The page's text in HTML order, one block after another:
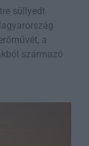
süllyedt
a
származó